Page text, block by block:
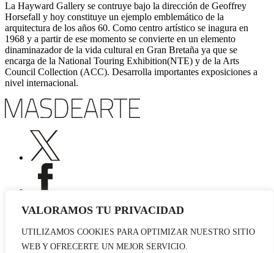
VALORAMOS TU PRIVACIDAD
UTILIZAMOS COOKIES PARA OPTIMIZAR NUESTRO SITIO
WEB Y OFRECERTE UN MEJOR SERVICIO.
La Hayward Gallery se contruye bajo la dirección de Geoffrey
Horsefall y hoy constituye un ejemplo emblemático de la
arquitectura de los años 60. Como centro artístico se inagura en
1968 y a partir de ese momento se convierte en un elemento
dinaminazador de la vida cultural en Gran Bretaña ya que se
encarga de la National Touring Exhibition(NTE) y de la Arts
Council Collection (ACC). Desarrolla importantes exposiciones a
nivel internacional.
Publicidad